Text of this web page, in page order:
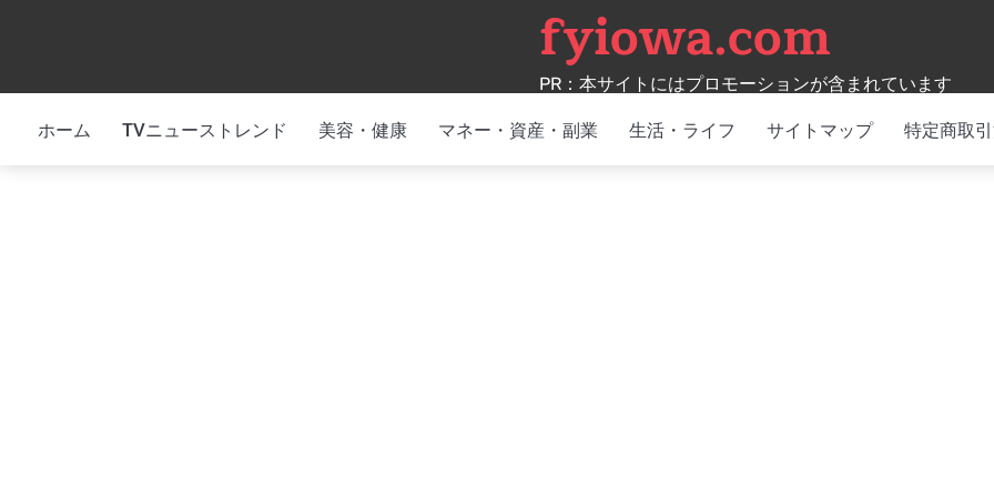
fyiowa.com
PR：本サイトにはプロモーションが含まれています
ホーム TVニューストレンド 美容・健康 マネー・資産・副業 生活・ライフ サイトマップ 特定商取